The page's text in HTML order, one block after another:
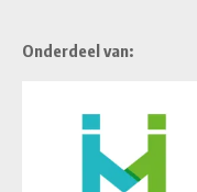
Onderdeel van: